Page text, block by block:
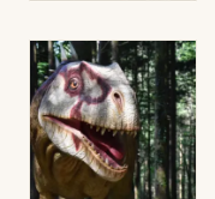
Newsletter des